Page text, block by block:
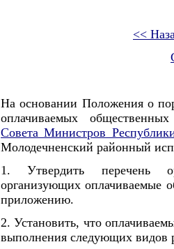
<<
На основании Положения о
оплачиваемых
Совета Министров
Молодечненский районный
1. Утвердить перечень
организующих оплачиваемые
приложению.
2. Установить, что
выполнения следующих видов